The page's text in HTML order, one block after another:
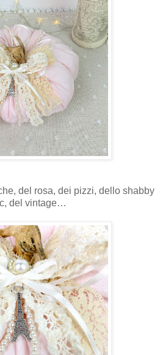
del rosa, dei pizzi, dello shabby
del vintage…